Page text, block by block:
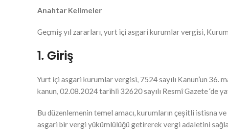
Anahtar Kelimeler
Geçmiş yıl zararları, yurt içi asgari kurumlar vergisi,
1. Giriş
Yurt içi asgari kurumlar vergisi, 7524 sayılı Kanun’un
kanun, 02.08.2024 tarihli 32620 sayılı Resmî Gazete ‘de
Bu düzenlemenin temel amacı, kurumların çeşitli istisna
asgari bir vergi yükümlülüğü getirerek vergi adaletini